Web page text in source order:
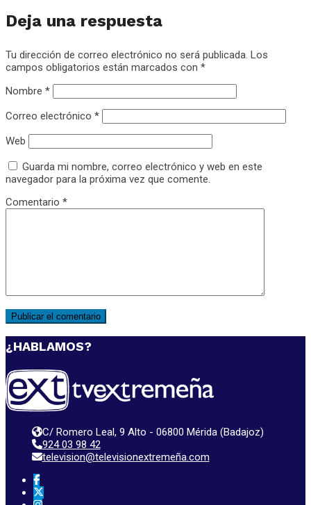
Deja una respuesta
Tu dirección de correo electrónico no será publicada. Los
campos obligatorios están marcados con *
Nombre *
Correo electrónico *
Web
Guarda mi nombre, correo electrónico y web en este
navegador para la próxima vez que comente.
Comentario *
¿HABLAMOS?
C/ Romero Leal, 9 Alto - 06800 Mérida (Badajoz)
924 03 98 42
television@televisionextremeña.com